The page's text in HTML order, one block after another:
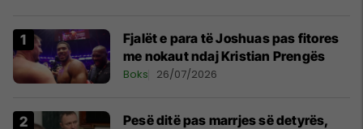
Fjalët e para të Joshuas pas fitores
me nokaut ndaj Kristian Prengës
Boks 26/07/2026
Pesë ditë pas marrjes së detyrës,